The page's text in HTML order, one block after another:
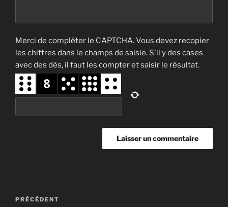
Merci de compléter le CAPTCHA. Vous devez recopier
les chiffres dans le champs de saisie. S'il y des cases
avec des dés, il faut les compter et saisir le résultat.
Navigation
Article
PRÉCÉDENT